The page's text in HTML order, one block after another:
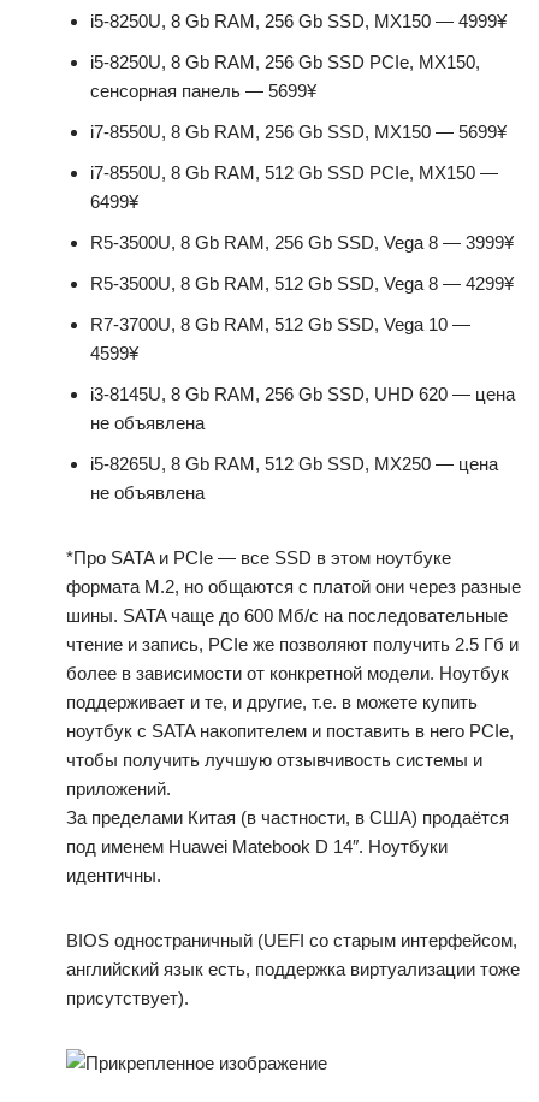
i5-8250U, 8 Gb RAM, 256 Gb SSD, MX150 — 4999¥
i5-8250U, 8 Gb RAM, 256 Gb SSD PCIe, MX150,
сенсорная панель — 5699¥
i7-8550U, 8 Gb RAM, 256 Gb SSD, MX150 — 5699¥
i7-8550U, 8 Gb RAM, 512 Gb SSD PCIe, MX150 —
6499¥
R5-3500U, 8 Gb RAM, 256 Gb SSD, Vega 8 — 3999¥
R5-3500U, 8 Gb RAM, 512 Gb SSD, Vega 8 — 4299¥
R7-3700U, 8 Gb RAM, 512 Gb SSD, Vega 10 —
4599¥
i3-8145U, 8 Gb RAM, 256 Gb SSD, UHD 620 — цена
не объявлена
i5-8265U, 8 Gb RAM, 512 Gb SSD, MX250 — цена
не объявлена
*Про SATA и PCIe — все SSD в этом ноутбуке
формата M.2, но общаются с платой они через разные
шины. SATA чаще до 600 Мб/с на последовательные
чтение и запись, PCIe же позволяют получить 2.5 Гб и
более в зависимости от конкретной модели. Ноутбук
поддерживает и те, и другие, т.е. в можете купить
ноутбук с SATA накопителем и поставить в него PCIe,
чтобы получить лучшую отзывчивость системы и
приложений.
За пределами Китая (в частности, в США) продаётся
под именем Huawei Matebook D 14″. Ноутбуки
идентичны.
BIOS одностраничный (UEFI со старым интерфейсом,
английский язык есть, поддержка виртуализации тоже
присутствует).